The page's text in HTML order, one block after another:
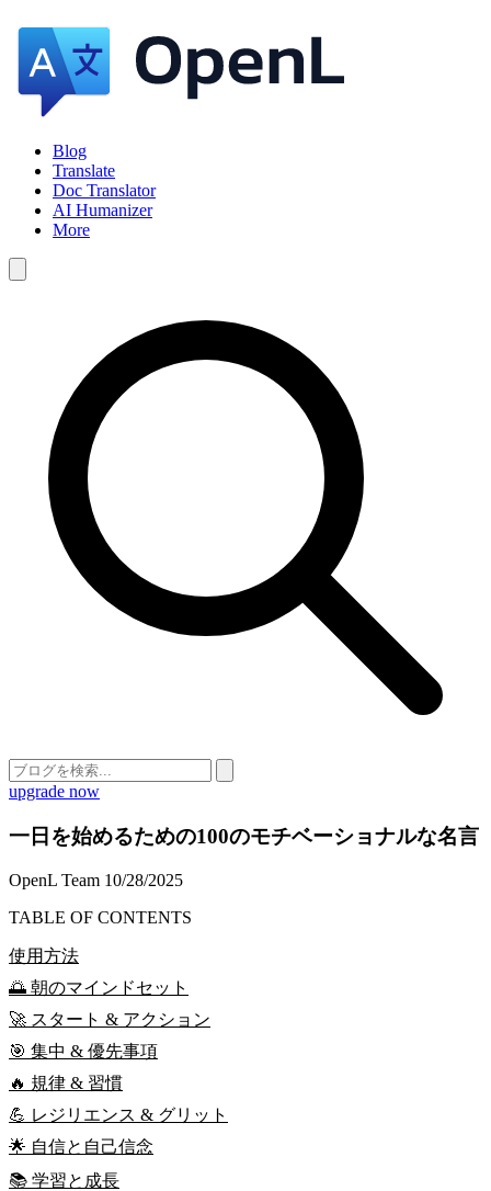
Blog
Translate
Doc Translator
AI Humanizer
More
upgrade now
一日を始めるための100のモチベーショナルな名言
OpenL Team 10/28/2025
TABLE OF CONTENTS
使用方法
🌅 朝のマインドセット
🚀 スタート & アクション
🎯 集中 & 優先事項
🔥 規律 & 習慣
💪 レジリエンス & グリット
🌟 自信と自己信念
📚 学習と成長